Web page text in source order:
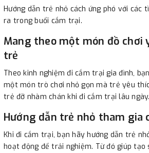
Hướng dẫn trẻ nhỏ cách ứng phó với các
ra trong buổi cắm trại.
Mang theo một món đồ chơi
trẻ
Theo kinh nghiệm đi cắm trại gia đình,
một món trò chơi nhỏ gọn mà trẻ yêu
trẻ đỡ nhàm chán khi đi cắm trại lâu ngày.
Hướng dẫn trẻ nhỏ tham gia
Khi đi cắm trại, bạn hãy hướng dẫn trẻ
hoạt động để trải nghiệm. Từ đó giúp